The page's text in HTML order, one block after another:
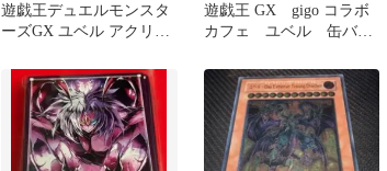
遊戯王デュエルモンスタ
ーズGX ユベル アクリル
遊戯王 GX gigo コラボ
カフェ ユベル 缶バッ